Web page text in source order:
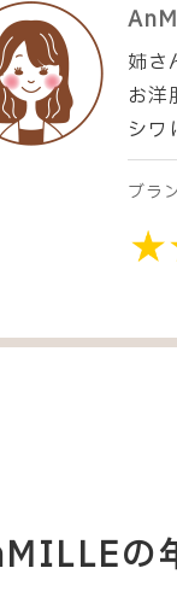
姉さ
お洋
シワ
ブラ
の